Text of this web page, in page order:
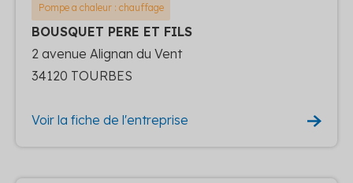
Pompe a chaleur : chauffage
BOUSQUET PERE ET FILS
2 avenue Alignan du Vent
34120 TOURBES
Voir la fiche de l'entreprise